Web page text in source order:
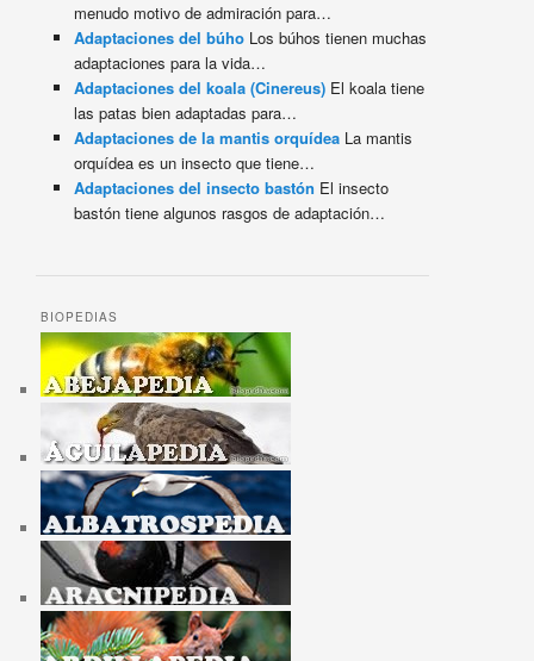
menudo motivo de admiración para…
Adaptaciones del búho Los búhos tienen muchas
adaptaciones para la vida…
Adaptaciones del koala (Cinereus) El koala tiene
las patas bien adaptadas para…
Adaptaciones de la mantis orquídea La mantis
orquídea es un insecto que tiene…
Adaptaciones del insecto bastón El insecto
bastón tiene algunos rasgos de adaptación…
BIOPEDIAS